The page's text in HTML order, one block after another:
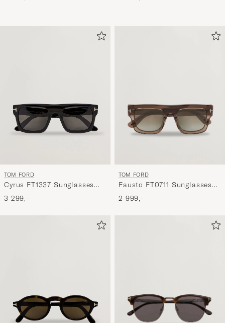
TOM FORD
Cyrus FT1337 Sunglasses
Black
3 299,-
TOM FORD
Fausto FT0711 Sunglasses
Brown/Green
2 999,-